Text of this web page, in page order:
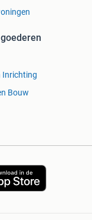
Inrichting
Bouw